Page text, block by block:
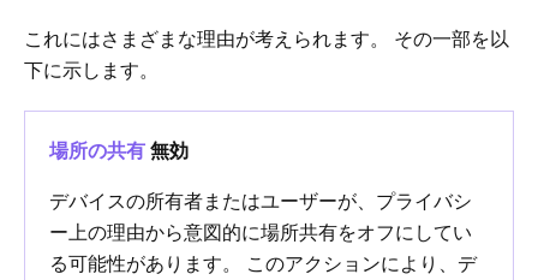
これにはさまざまな理由が考えられます。 その一部を以
下に示します。
場所の共有無効
デバイスの所有者またはユーザーが、プライバシ
ー上の理由から意図的に場所共有をオフにしてい
る可能性があります。 このアクションにより、デ